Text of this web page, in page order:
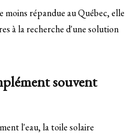
répandue au Québec, elle
à la recherche d'une solution
souvent
l'eau, la toile solaire